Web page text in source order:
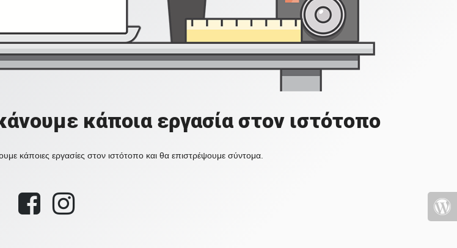
κάποια εργασία στον ιστότοπο
κάποιες εργασίες στον ιστότοπο και θα επιστρέψουμε σύντομα.